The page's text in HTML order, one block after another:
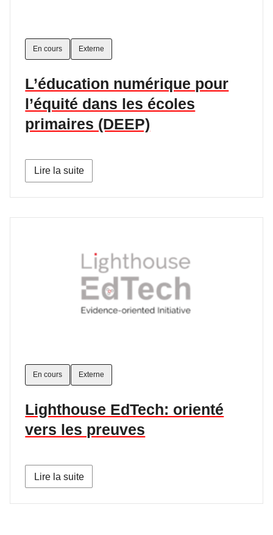
En cours Externe
L’éducation numérique pour
l’équité dans les écoles
primaires (DEEP)
Lire la suite
En cours Externe
Lighthouse EdTech: orienté
vers les preuves
Lire la suite